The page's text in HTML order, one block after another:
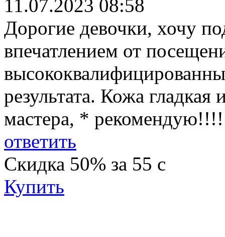
11.07.2023 08:58
Дорогие девочки, хочу
впечатлением от
результата. Кожа
мастера, * рекомендую!!!!
ответить
Скидка 50% за 55 c
Купить